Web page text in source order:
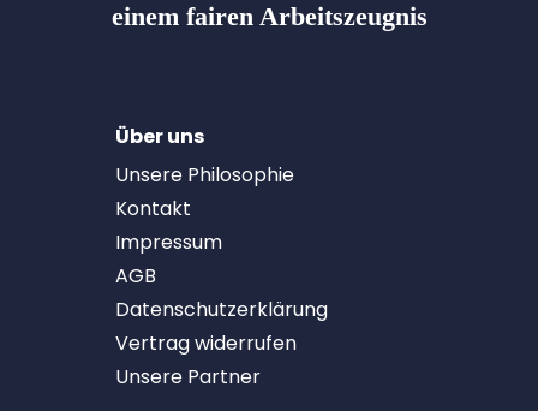
einem fairen Arbeitszeugnis
Über uns
Unsere Philosophie
Kontakt
Impressum
AGB
Datenschutzerklärung
Vertrag widerrufen
Unsere Partner